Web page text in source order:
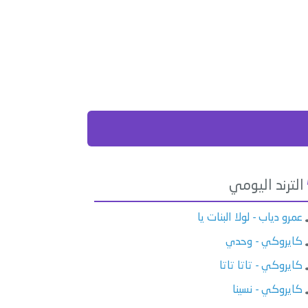
الترند اليومي
عمرو دياب - لولا البنات يا
كايروكي - وحدي
كايروكي - تاتا تاتا
كايروكي - نسينا